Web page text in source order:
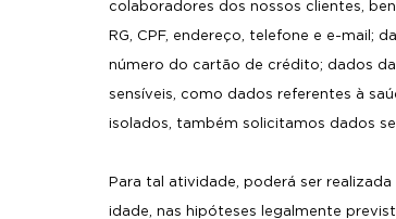
colaboradores dos nossos clientes,
RG, CPF, endereço, telefone e e-mail;
número do cartão de crédito; dados
sensíveis, como dados referentes à
isolados, também solicitamos dados
Para tal atividade, poderá ser
idade, nas hipóteses legalmente